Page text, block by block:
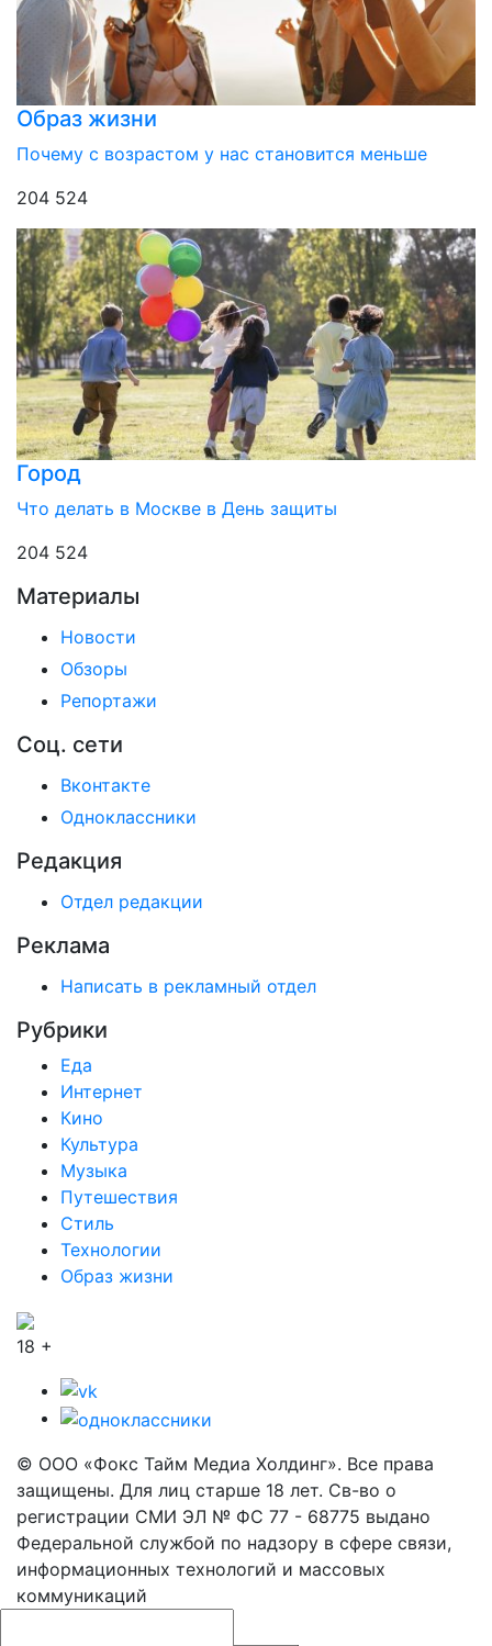
Образ жизни
Почему с возрастом у нас становится меньше
204 524
Город
Что делать в Москве в День защиты
204 524
Материалы
Новости
Обзоры
Репортажи
Соц. сети
Вконтакте
Одноклассники
Редакция
Отдел редакции
Реклама
Написать в рекламный отдел
Рубрики
Еда
Интернет
Кино
Культура
Музыка
Путешествия
Стиль
Технологии
Образ жизни
18 +
© ООО «Фокс Тайм Медиа Холдинг». Все права
защищены. Для лиц старше 18 лет. Св-во о
регистрации СМИ ЭЛ № ФС 77 - 68775 выдано
Федеральной службой по надзору в сфере связи,
информационных технологий и массовых
коммуникаций